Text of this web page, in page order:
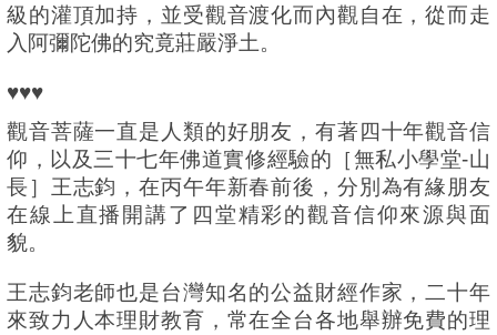
級的灌頂加持，並受觀音渡化而內觀自在，從而走
入阿彌陀佛的究竟莊嚴淨土。
♥️♥️♥️
觀音菩薩一直是人類的好朋友，有著四十年觀音信
仰，以及三十七年佛道實修經驗的［無私小學堂-山
長］王志鈞，在丙午年新春前後，分別為有緣朋友
在線上直播開講了四堂精彩的觀音信仰來源與面
貌。
王志鈞老師也是台灣知名的公益財經作家，二十年
來致力人本理財教育，常在全台各地舉辦免費的理